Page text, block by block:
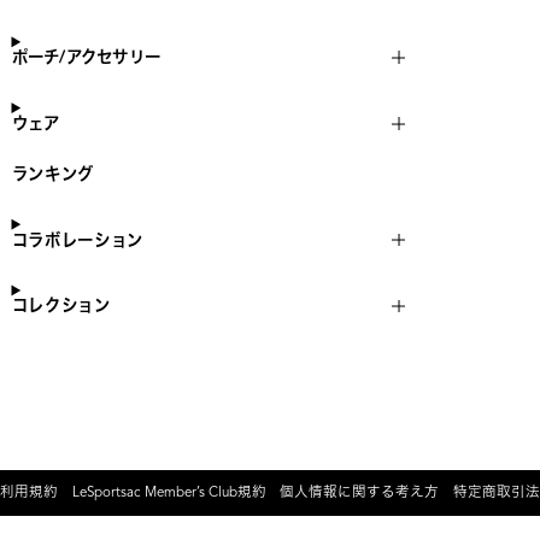
ポーチ/アクセサリー
ウェア
ランキング
コラボレーション
コレクション
利用規約 LeSportsac Member’s Club規約 個人情報に関する考え方 特定商取引